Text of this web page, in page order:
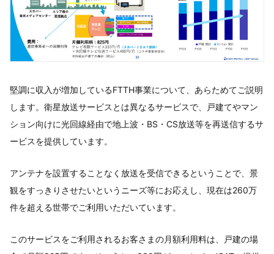
堅調に収入が増加しているFTTH事業について、あらためてご説明
します。衛星放送サービスとは異なるサービスで、戸建てやマン
ション向けに光回線経由で地上波・BS・CS放送等を再送信するサ
ービスを提供しています。
アンテナを設置することなく放送を受信できるということで、景
観をすっきりさせたいというニーズ等にお応えし、現在は260万
件を超える世帯でご利用いただいています。
このサービスをご利用されるお客さまの月額利用料は、戸建の場